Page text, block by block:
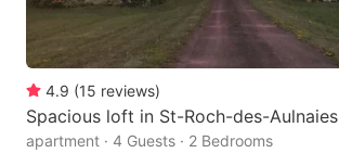
4.9 (15 reviews)
Spacious loft in St-Roch-des-Aulnaies
apartment · 4 Guests · 2 Bedrooms